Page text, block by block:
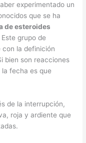
experimentado un
que se ha
de esteroides
grupo de
la definición
bien son reacciones
fecha es que
de la interrupción,
roja y ardiente que